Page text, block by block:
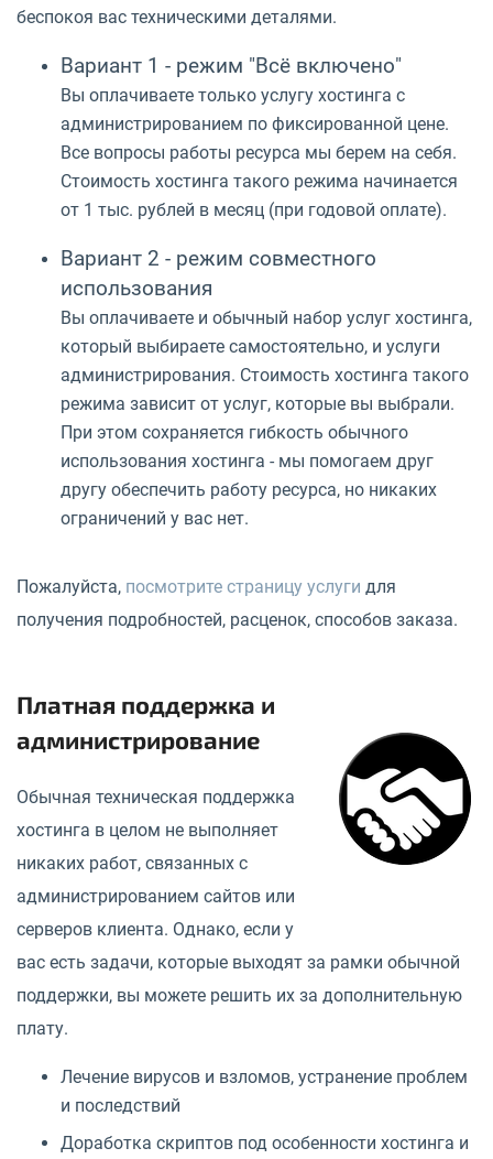
беспокоя вас техническими деталями.
Вариант 1 - режим "Всё включено"
Вы оплачиваете только услугу хостинга с
администрированием по фиксированной цене.
Все вопросы работы ресурса мы берем на себя.
Стоимость хостинга такого режима начинается
от 1 тыс. рублей в месяц (при годовой оплате).
Вариант 2 - режим совместного
использования
Вы оплачиваете и обычный набор услуг хостинга,
который выбираете самостоятельно, и услуги
администрирования. Стоимость хостинга такого
режима зависит от услуг, которые вы выбрали.
При этом сохраняется гибкость обычного
использования хостинга - мы помогаем друг
другу обеспечить работу ресурса, но никаких
ограничений у вас нет.
Пожалуйста, посмотрите страницу услуги для
получения подробностей, расценок, способов заказа.
Платная поддержка и
администрирование
Обычная техническая поддержка
хостинга в целом не выполняет
никаких работ, связанных с
администрированием сайтов или
серверов клиента. Однако, если у
вас есть задачи, которые выходят за рамки обычной
поддержки, вы можете решить их за дополнительную
плату.
Лечение вирусов и взломов, устранение проблем
и последствий
Доработка скриптов под особенности хостинга и